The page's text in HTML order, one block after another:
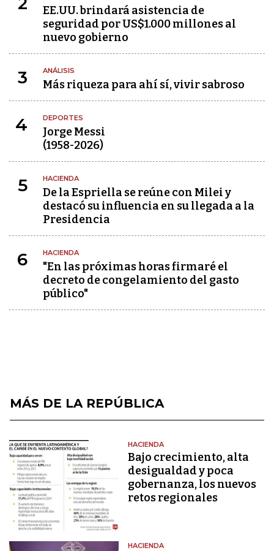
EE.UU. brindará asistencia de
seguridad por US$1.000 millones al
nuevo gobierno
3 ANÁLISIS
Más riqueza para ahí sí, vivir sabroso
4 DEPORTES
Jorge Messi
(1958-2026)
5 HACIENDA
De la Espriella se reúne con Milei y
destacó su influencia en su llegada a la
Presidencia
6 HACIENDA
"En las próximas horas firmaré el
decreto de congelamiento del gasto
público"
MÁS DE LA REPÚBLICA
HACIENDA
Bajo crecimiento, alta
desigualdad y poca
gobernanza, los nuevos
retos regionales
HACIENDA